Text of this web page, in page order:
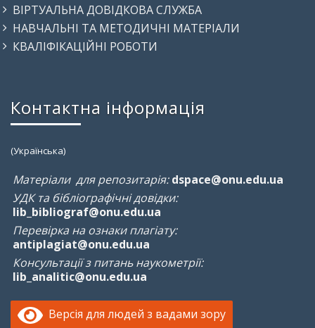
ВІРТУАЛЬНА ДОВІДКОВА СЛУЖБА
НАВЧАЛЬНІ ТА МЕТОДИЧНІ МАТЕРІАЛИ
КВАЛІФІКАЦІЙНІ РОБОТИ
Контактна інформація
(Українська)
Матеріали для репозитарія: dspace@onu.edu.ua
УДК та бібліографічні довідки:
lib_bibliograf@onu.edu.ua
Перевірка на ознаки плагіату:
antiplagiat@onu.edu.ua
Консультації з питань наукометрії:
lib_analitic@onu.edu.ua
Версія для людей з вадами зору